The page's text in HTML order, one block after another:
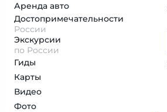
Аренда авто
Достопримеча­тельности
России
Экскурсии
по России
Гиды
Карты
Видео
Фото